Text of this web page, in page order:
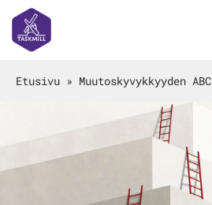
Etusivu » Muutoskyvykkyyden ABC